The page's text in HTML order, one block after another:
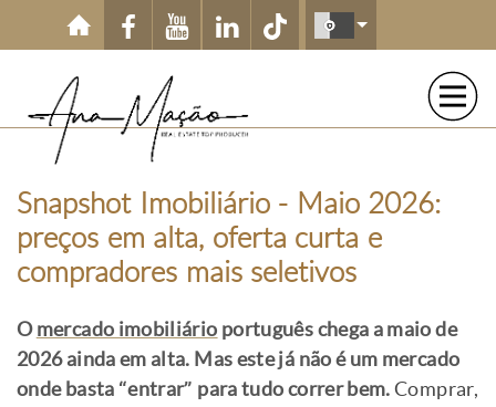
Passar para o conteúdo principal
Snapshot Imobiliário - Maio 2026:
preços em alta, oferta curta e
compradores mais seletivos
O mercado imobiliário português chega a maio de
2026 ainda em alta. Mas este já não é um mercado
onde basta “entrar” para tudo correr bem.Comprar,